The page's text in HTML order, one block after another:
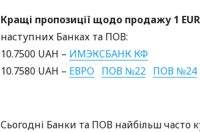
Кращі пропозиції щодо продажу 1 EUR
наступних Банках та ПОВ:
10.7500 UAH – ИМЭКСБАНК КФ
10.7580 UAH – ЕВРО ПОВ №22 ПОВ №24
Сьогодні Банки та ПОВ найбільш часто